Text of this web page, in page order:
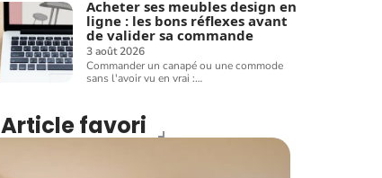
Acheter ses meubles design en
ligne : les bons réflexes avant
de valider sa commande
3 août 2026
Commander un canapé ou une commode
sans l'avoir vu en vrai :…
Article favori